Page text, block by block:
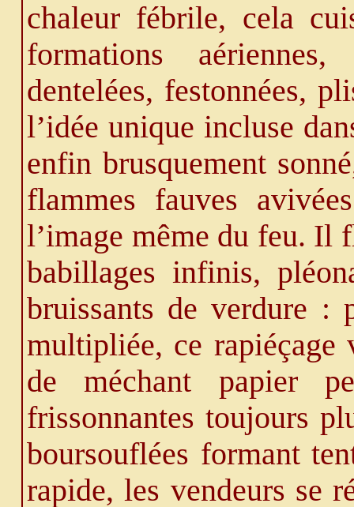
chaleur fébrile, cela
formations
dentelées, festonnées,
l’idée unique incluse
enfin brusquement
flammes fauves
l’image même du feu. Il
babillages infinis,
bruissants de verdure :
multipliée, ce rapiéçage
de méchant papier
frissonnantes toujours
boursouflées formant
rapide, les vendeurs se